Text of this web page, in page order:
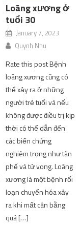
Loãng xương ở
tuổi 30
January 7, 2023
Quynh Nhu
Rate this post Bệnh
loãng xương cũng có
thể xảy ra ở những
người trẻ tuổi và nếu
không được điều trị kịp
thời có thể dẫn đến
các biến chứng
nghiêm trọng như tàn
phế và tử vong. Loãng
xương là một bệnh rối
loạn chuyển hóa xảy
ra khi mất cân bằng
quá […]